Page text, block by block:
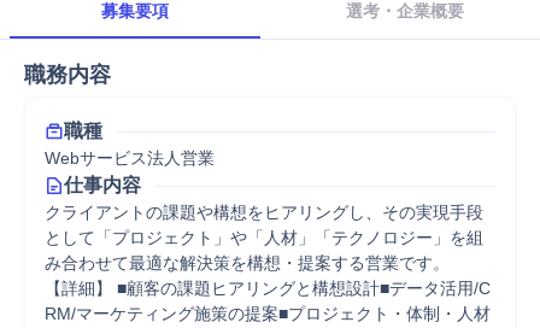
募集要項 選考・企業概要
職務内容
職種
Webサービス法人営業
仕事内容
クライアントの課題や構想をヒアリングし、その実現手段
として「プロジェクト」や「人材」「テクノロジー」を組
み合わせて最適な解決策を構想・提案する営業です。
【詳細】 ■顧客の課題ヒアリングと構想設計■データ活用/C
RM/マーケティング施策の提案■プロジェクト・体制・人材